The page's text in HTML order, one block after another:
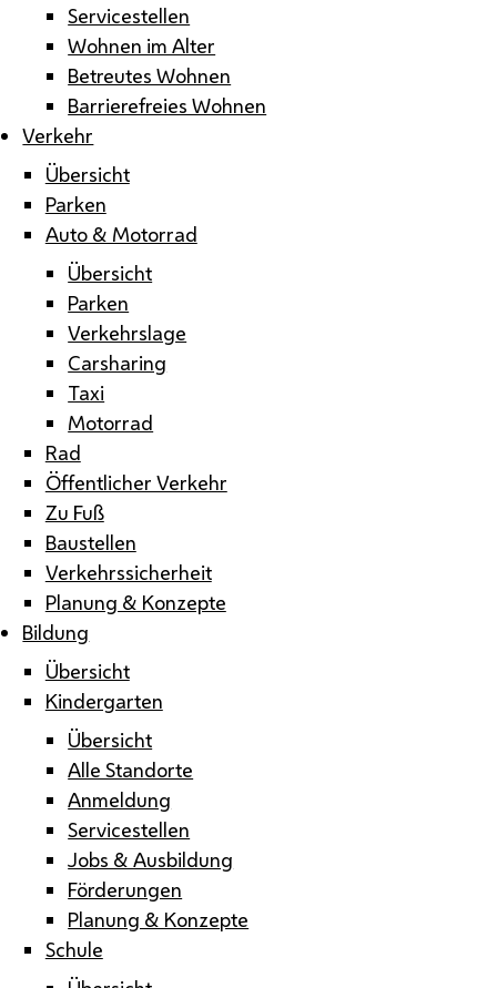
Servicestellen
Wohnen im Alter
Betreutes Wohnen
Barrierefreies Wohnen
Verkehr
Übersicht
Parken
Auto & Motorrad
Übersicht
Parken
Verkehrslage
Carsharing
Taxi
Motorrad
Rad
Öffentlicher Verkehr
Zu Fuß
Baustellen
Verkehrssicherheit
Planung & Konzepte
Bildung
Übersicht
Kindergarten
Übersicht
Alle Standorte
Anmeldung
Servicestellen
Jobs & Ausbildung
Förderungen
Planung & Konzepte
Schule